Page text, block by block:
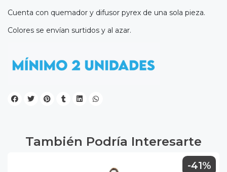
Cuenta con quemador y difusor pyrex de una sola pieza.
Colores se envían surtidos y al azar.
También Podría Interesarte
-41%